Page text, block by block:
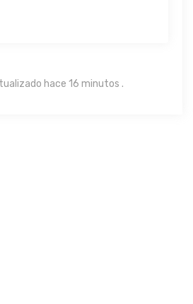
hace 16 minutos .